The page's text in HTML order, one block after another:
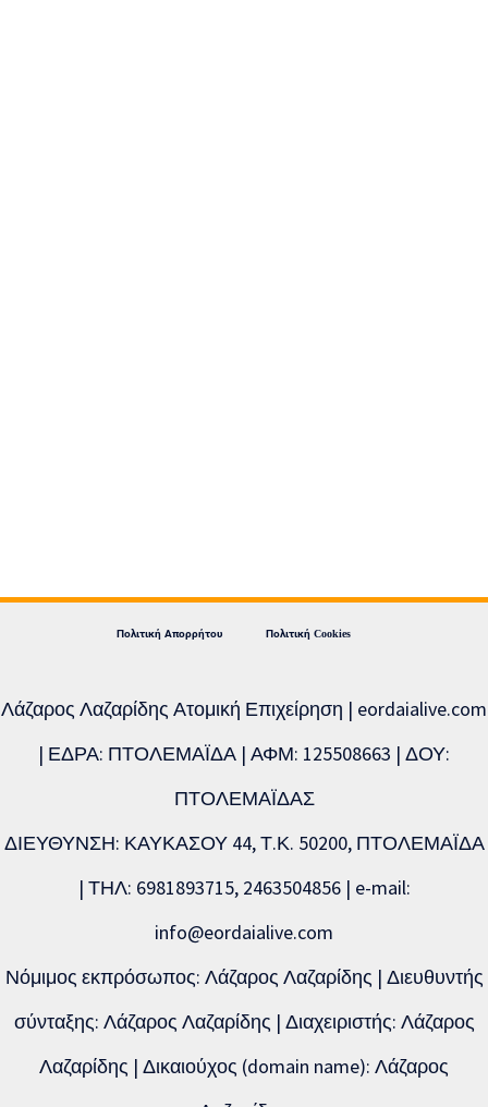
Πολιτική Απορρήτου Πολιτική Cookies
Λάζαρος Λαζαρίδης Ατομική Επιχείρηση | eordaialive.com
| ΕΔΡΑ: ΠΤΟΛΕΜΑΪΔΑ | ΑΦΜ: 125508663 | ΔΟΥ:
ΠΤΟΛΕΜΑΪΔΑΣ
ΔΙΕΥΘΥΝΣΗ: ΚΑΥΚΑΣΟΥ 44, Τ.Κ. 50200, ΠΤΟΛΕΜΑΪΔΑ
| ΤΗΛ: 6981893715, 2463504856 | e-mail:
info@eordaialive.com
Νόμιμος εκπρόσωπος: Λάζαρος Λαζαρίδης | Διευθυντής
σύνταξης: Λάζαρος Λαζαρίδης | Διαχειριστής: Λάζαρος
Λαζαρίδης | Δικαιούχος (domain name): Λάζαρος